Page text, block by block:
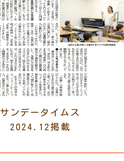
サンデータイムス
2024.12掲載